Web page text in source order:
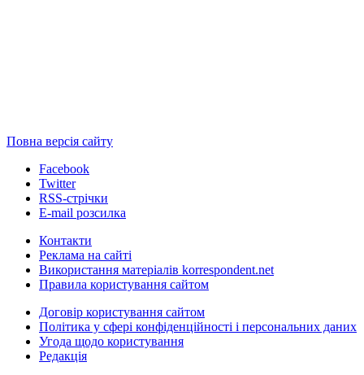
Повна версія сайту
Facebook
Twitter
RSS-стрічки
E-mail розсилка
Контакти
Реклама на сайті
Використання матеріалів korrespondent.net
Правила користування сайтом
Договір користування сайтом
Політика у сфері конфіденційності і персональних даних
Угода щодо користування
Редакція